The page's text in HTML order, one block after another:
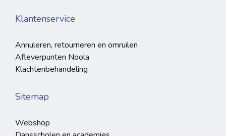
Klantenservice
Annuleren, retourneren en omruilen
Afleverpunten Noola
Klachtenbehandeling
Sitemap
Webshop